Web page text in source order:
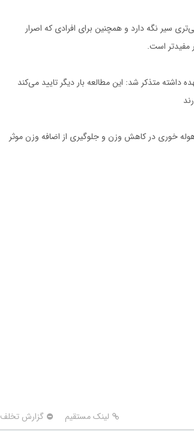
سیر نگه دارد و همچنین برای افرادی كه اصرار
مفیدتر است.
داشته متذكر شد: این مطالعه بار دیگر تایید می‌كند
خوری در كاهش وزن و جلوگیری از اضافه وزن موثر
لینک مستقیم گزارش تخلف